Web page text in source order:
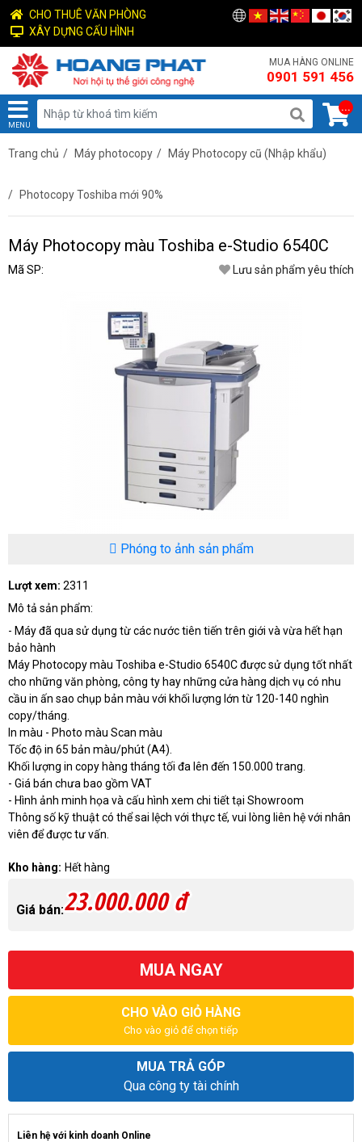
CHO THUÊ VĂN PHÒNG
XÂY DỰNG CẤU HÌNH
MUA HÀNG ONLINE
0901 591 456
MENU
...
Trang chủ / Máy photocopy / Máy Photocopy cũ (Nhập khẩu)
/ Photocopy Toshiba mới 90%
Máy Photocopy màu Toshiba e-Studio 6540C
Mã SP: Lưu sản phẩm yêu thích
Phóng to ảnh sản phẩm
Lượt xem: 2311
Mô tả sản phẩm:
- Máy đã qua sử dụng từ các nước tiên tiến trên giới và vừa hết hạn
bảo hành
Máy Photocopy màu Toshiba e-Studio 6540C được sử dụng tốt nhất
cho những văn phòng, công ty hay những cửa hàng dịch vụ có nhu
cầu in ấn sao chụp bản màu với khối lượng lớn từ 120-140 nghìn
copy/tháng.
In màu - Photo màu Scan màu
Tốc độ in 65 bản màu/phút (A4).
Khối lượng in copy hàng tháng tối đa lên đến 150.000 trang.
- Giá bán chưa bao gồm VAT
- Hình ảnh minh họa và cấu hình xem chi tiết tại Showroom
Thông số kỹ thuật có thể sai lệch với thực tế, vui lòng liên hệ với nhân
viên để được tư vấn.
Kho hàng: Hết hàng
Giá bán:23.000.000 đ
MUA NGAY
CHO VÀO GIỎ HÀNG
Cho vào giỏ để chọn tiếp
MUA TRẢ GÓP
Qua công ty tài chính
Liên hệ với kinh doanh Online